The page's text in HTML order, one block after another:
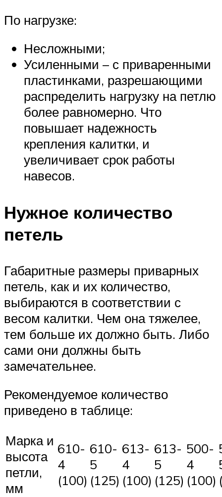
По нагрузке:
Несложными;
Усиленными – с приваренными
пластинками, разрешающими
распределить нагрузку на петлю
более равномерно. Что
повышает надежность
крепления калитки, и
увеличивает срок работы
навесов.
Нужное количество
петель
Габаритные размеры приварных
петель, как и их количество,
выбираются в соответствии с
весом калитки. Чем она тяжелее,
тем больше их должно быть. Либо
сами они должны быть
замечательнее.
Рекомендуемое количество
приведено в таблице:
Марка и
высота
петли,
мм
610-
4
(100)
610-
5
(125)
613-
4
(100)
613-
5
(125)
500-
4
(100)